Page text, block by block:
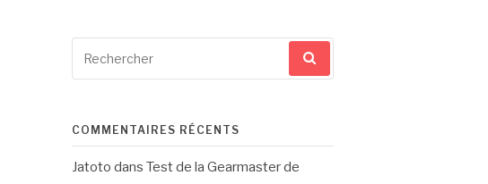
pour
COMMENTAIRES RÉCENTS
Jatoto dans Test de la Gearmaster de